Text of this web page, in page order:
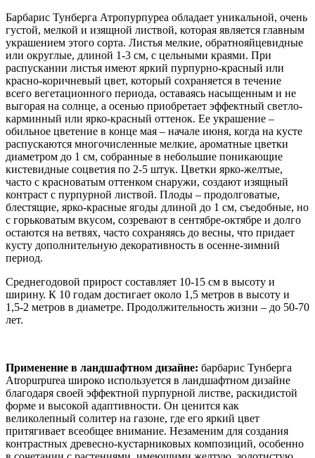
Барбарис Тунберга Атропурпуреа обладает уникальной, очень
густой, мелкой и изящной листвой, которая является главным
украшением этого сорта. Листья мелкие, обратнояйцевидные
или округлые, длиной 1-3 см, с цельными краями. При
распускании листья имеют яркий пурпурно-красный или
красно-коричневый цвет, который сохраняется в течение
всего вегетационного периода, оставаясь насыщенным и не
выгорая на солнце, а осенью приобретает эффектный светло-
карминный или ярко-красный оттенок. Ее украшение –
обильное цветение в конце мая – начале июня, когда на кусте
распускаются многочисленные мелкие, ароматные цветки
диаметром до 1 см, собранные в небольшие поникающие
кистевидные соцветия по 2-5 штук. Цветки ярко-желтые,
часто с красноватым оттенком снаружи, создают изящный
контраст с пурпурной листвой. Плоды – продолговатые,
блестящие, ярко-красные ягоды длиной до 1 см, съедобные, но
с горьковатым вкусом, созревают в сентябре-октябре и долго
остаются на ветвях, часто сохраняясь до весны, что придает
кусту дополнительную декоративность в осенне-зимний
период.
Среднегодовой прирост составляет 10-15 см в высоту и
ширину. К 10 годам достигает около 1,5 метров в высоту и
1,5-2 метров в диаметре. Продолжительность жизни – до 50-70
лет.
Применение в ландшафтном дизайне: барбарис Тунберга
Atropurpurea широко используется в ландшафтном дизайне
благодаря своей эффектной пурпурной листве, раскидистой
форме и высокой адаптивности. Он ценится как
великолепный солитер на газоне, где его яркий цвет
притягивает всеобщее внимание. Незаменим для создания
контрастных древесно-кустарниковых композиций, особенно